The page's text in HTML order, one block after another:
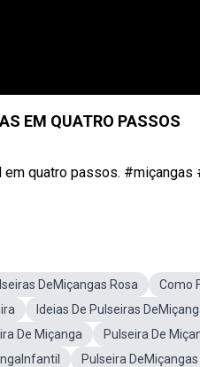
EM QUATRO PASSOS
quatro passos. #miçangas
DeMiçangas Rosa
Como
Ideias De Pulseiras
De Miçanga
Pulseira De
Pulseira